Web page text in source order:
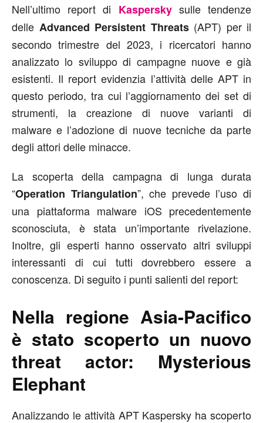
Nell’ultimo report di Kaspersky sulle tendenze
delle Advanced Persistent Threats (APT) per il
secondo trimestre del 2023, i ricercatori hanno
analizzato lo sviluppo di campagne nuove e già
esistenti. Il report evidenzia l’attività delle APT in
questo periodo, tra cui l’aggiornamento dei set di
strumenti, la creazione di nuove varianti di
malware e l’adozione di nuove tecniche da parte
degli attori delle minacce.
La scoperta della campagna di lunga durata
“Operation Triangulation”, che prevede l’uso di
una piattaforma malware iOS precedentemente
sconosciuta, è stata un’importante rivelazione.
Inoltre, gli esperti hanno osservato altri sviluppi
interessanti di cui tutti dovrebbero essere a
conoscenza. Di seguito i punti salienti del report:
Nella regione Asia-Pacifico
è stato scoperto un nuovo
threat actor: Mysterious
Elephant
Analizzando le attività APT Kaspersky ha scoperto